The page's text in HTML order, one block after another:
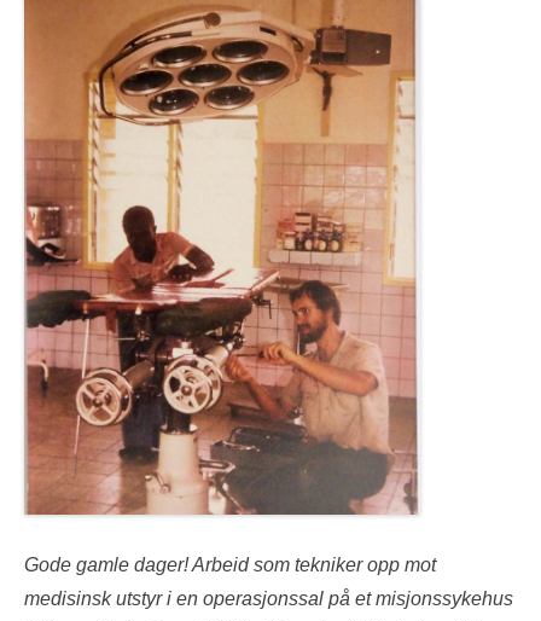
Gode gamle dager! Arbeid som tekniker opp mot
medisinsk utstyr i en operasjonssal på et misjonssykehus